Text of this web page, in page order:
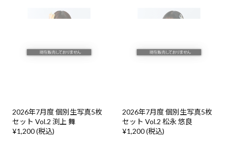
2026年7月度 個別生写真5枚
セット Vol.2 渕上 舞
¥1,200 (税込)
2026年7月度 個別生写真5枚
セット Vol.2 松永 悠良
¥1,200 (税込)